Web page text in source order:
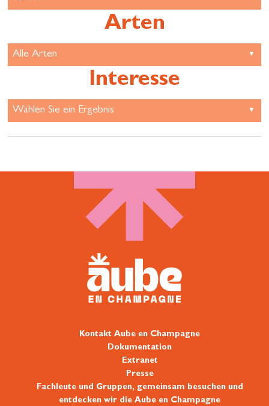
Arten
Interesse
Kontakt Aube en Champagne
Dokumentation
Extranet
Presse
Fachleute und Gruppen, gemeinsam besuchen und
entdecken wir die Aube en Champagne